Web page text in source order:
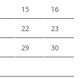
15 16
22 23
29 30